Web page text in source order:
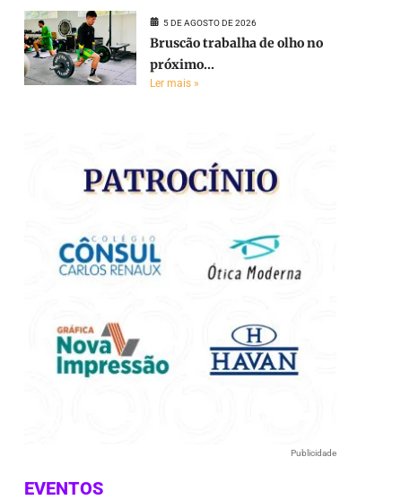
5 DE AGOSTO DE 2026
Bruscão trabalha de olho no
próximo...
Ler mais »
Publicidade
EVENTOS